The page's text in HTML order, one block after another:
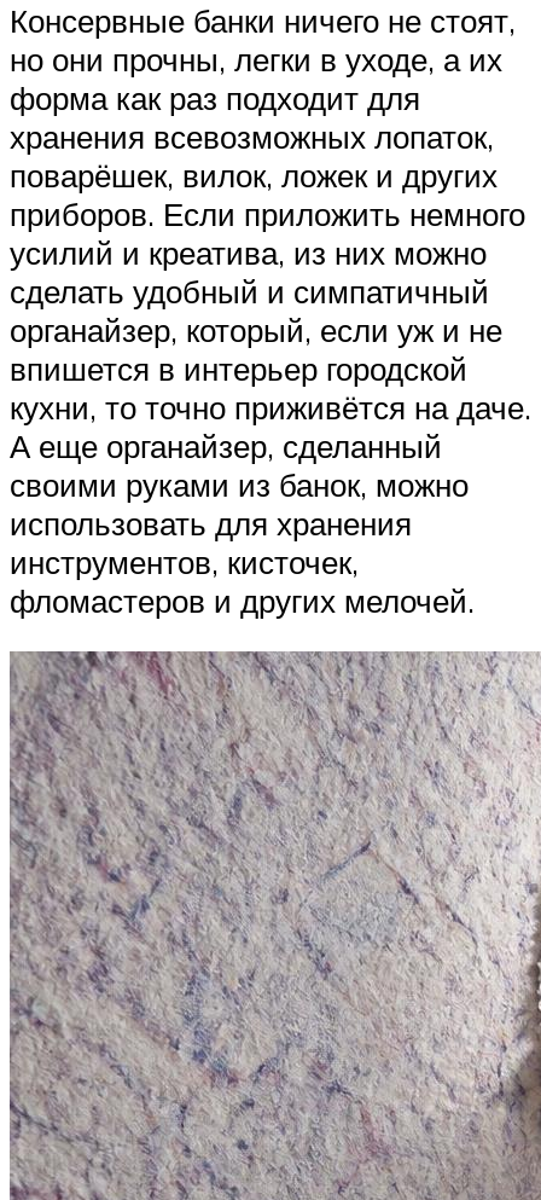
Консервные банки ничего не стоят,
но они прочны, легки в уходе, а их
форма как раз подходит для
хранения всевозможных лопаток,
поварёшек, вилок, ложек и других
приборов. Если приложить немного
усилий и креатива, из них можно
сделать удобный и симпатичный
органайзер, который, если уж и не
впишется в интерьер городской
кухни, то точно приживётся на даче.
А еще органайзер, сделанный
своими руками из банок, можно
использовать для хранения
инструментов, кисточек,
фломастеров и других мелочей.